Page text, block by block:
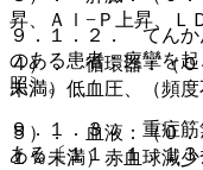
９．１．２． てんか
のある患者：痙攣を
照〕。
９．１．３． 重症筋
ある〔１１．１．１
昇、Ａｌ−Ｐ上昇、Ｌ
４）． 循環器：（０
未満）低血圧、（頻
５）． 血液：（０．
１％未満）赤血球減